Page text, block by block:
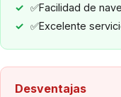
✅Facilidad de
✅Excelente
Desventajas